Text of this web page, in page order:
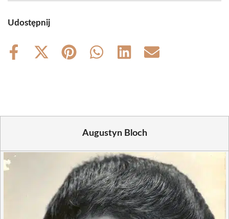
Udostępnij
Share
Share
Share
Share
Share
Share
Augustyn Bloch